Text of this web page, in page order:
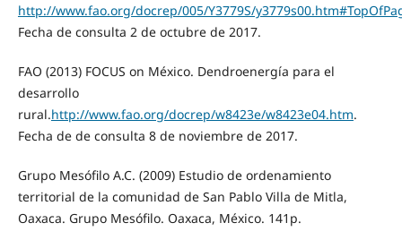
http://www.fao.org/docrep/005/Y3779S/
Fecha de consulta 2 de octubre de 2017.
FAO (2013) FOCUS on México. Dendroenergía para el
desarrollo
rural.http://www.fao.org/docrep/w8423e/w8423e04.htm.
Fecha de de consulta 8 de noviembre de 2017.
Grupo Mesófilo A.C. (2009) Estudio de ordenamiento
territorial de la comunidad de San Pablo Villa de Mitla,
Oaxaca. Grupo Mesófilo. Oaxaca, México. 141p.